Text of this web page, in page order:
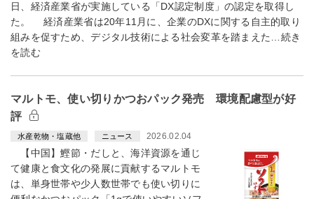
日、経済産業省が実施している「DX認定制度」の認定を取得し
た。 経済産業省は20年11月に、企業のDXに関する自主的取り
組みを促すため、デジタル技術による社会変革を踏まえた…続き
を読む
マルトモ、使い切りかつおパック発売 環境配慮型が好
評
水産乾物・塩蔵他 ニュース 2026.02.04
【中国】鰹節・だしと、海洋資源を通じ
て健康と食文化の発展に貢献するマルトモ
は、単身世帯や少人数世帯でも使い切りに